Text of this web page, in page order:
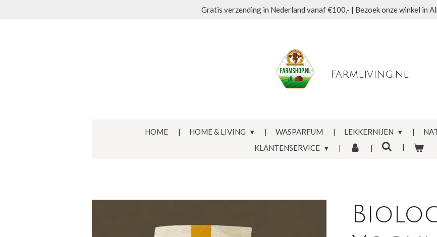
Gratis verzending in Nederland vanaf €100,- | Bezoek onze winkel in
farmliving.nl
HOME HOME & LIVING WASPARFUM LEKKERNIJEN
KLANTENSERVICE